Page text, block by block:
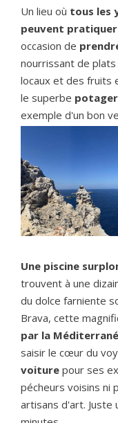
Un lieu où tous les
peuvent
occasion de
nourrissant de
locaux et des fruits
le superbe
exemple d'un bon
Une piscine
trouvent à une
du dolce farniente
Brava, cette
par la
saisir le cœur du
voiture pour ses
pécheurs voisins ni
artisans d'art. Juste